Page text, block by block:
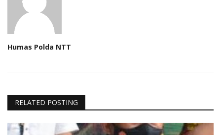
Humas Polda NTT
RELATED POSTING